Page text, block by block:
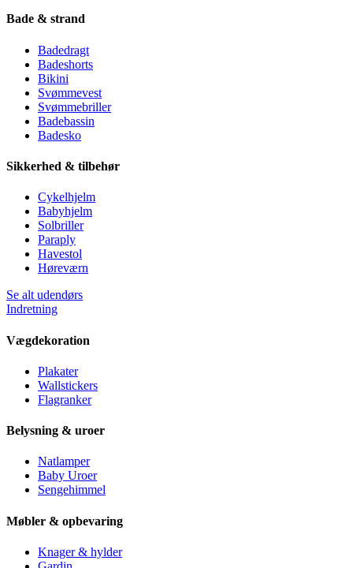
Bade & strand
Badedragt
Badeshorts
Bikini
Svømmevest
Svømmebriller
Badebassin
Badesko
Sikkerhed & tilbehør
Cykelhjelm
Babyhjelm
Solbriller
Paraply
Havestol
Høreværn
Se alt udendørs
Indretning
Vægdekoration
Plakater
Wallstickers
Flagranker
Belysning & uroer
Natlamper
Baby Uroer
Sengehimmel
Møbler & opbevaring
Knager & hylder